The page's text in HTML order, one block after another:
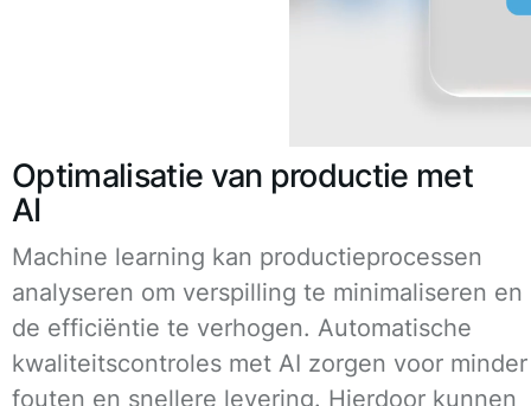
Optimalisatie van productie met
AI
Machine learning kan productieprocessen
analyseren om verspilling te minimaliseren en
de efficiëntie te verhogen. Automatische
kwaliteitscontroles met AI zorgen voor minder
fouten en snellere levering. Hierdoor kunnen